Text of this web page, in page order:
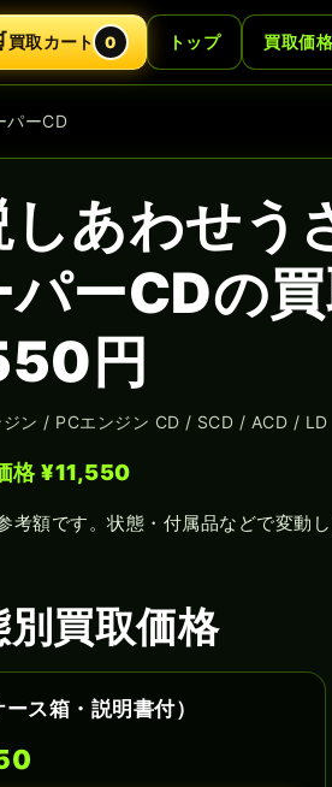
買取カート 0 トップ 買取価
パーCD
しあわせう
パーCDの
円
ジン / PCエンジン CD / SCD / ACD / LD
格 ¥11,550
考額です。状態・付属品などで変動
別買取価格
ス箱・説明書付）